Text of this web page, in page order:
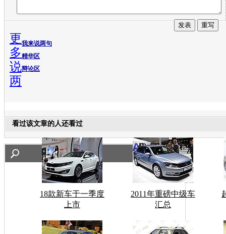
我来说两句
精华区
辩论区
更
多
说
两
看过该文章的人还看过
18款新车于一季度
上市
2011年重磅中级车
汇总